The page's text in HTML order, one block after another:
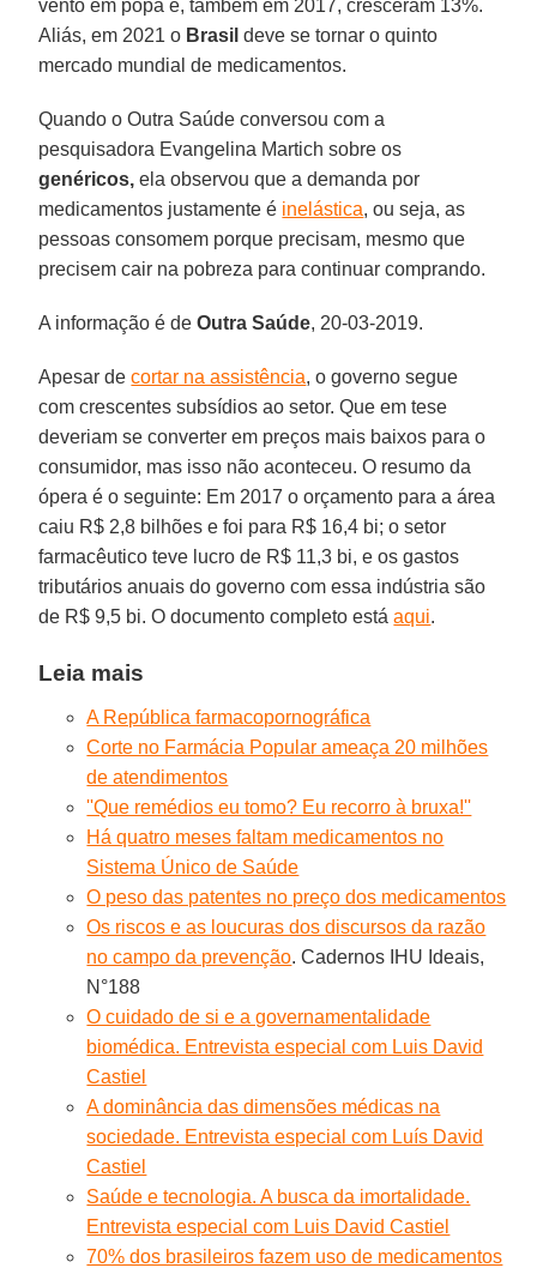
vento em popa e, também em 2017, cresceram 13%.
Aliás, em 2021 o Brasil deve se tornar o quinto
mercado mundial de medicamentos.
Quando o Outra Saúde conversou com a
pesquisadora Evangelina Martich sobre os
genéricos, ela observou que a demanda por
medicamentos justamente é inelástica, ou seja, as
pessoas consomem porque precisam, mesmo que
precisem cair na pobreza para continuar comprando.
A informação é deOutra Saúde, 20-03-2019.
Apesar decortar na assistência, o governo segue
com crescentes subsídios ao setor. Que em tese
deveriam se converter em preços mais baixos para o
consumidor, mas isso não aconteceu. O resumo da
ópera é o seguinte: Em 2017 o orçamento para a área
caiu R$ 2,8 bilhões e foi para R$ 16,4 bi; o setor
farmacêutico teve lucro de R$ 11,3 bi, e os gastos
tributários anuais do governo com essa indústria são
de R$ 9,5 bi. O documento completo estáaqui.
Leia mais
A República farmacopornográfica
Corte no Farmácia Popular ameaça 20 milhões
de atendimentos
''Que remédios eu tomo? Eu recorro à bruxa!''
Há quatro meses faltam medicamentos no
Sistema Único de Saúde
O peso das patentes no preço dos medicamentos
Os riscos e as loucuras dos discursos da razão
no campo da prevenção. Cadernos IHU Ideais,
N°188
O cuidado de si e a governamentalidade
biomédica. Entrevista especial com Luis David
Castiel
A dominância das dimensões médicas na
sociedade. Entrevista especial com Luís David
Castiel
Saúde e tecnologia. A busca da imortalidade.
Entrevista especial com Luis David Castiel
70% dos brasileiros fazem uso de medicamentos